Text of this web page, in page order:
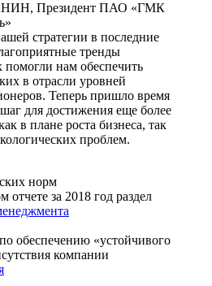
Президент ПАО «ГМК
стратегии в последние
тренды
нам обеспечить
в отрасли уровней
Теперь пришло время
для достижения еще более
в плане роста бизнеса, так
проблем.
норм
за 2018 год раздел
обеспечению «устойчивого
компании